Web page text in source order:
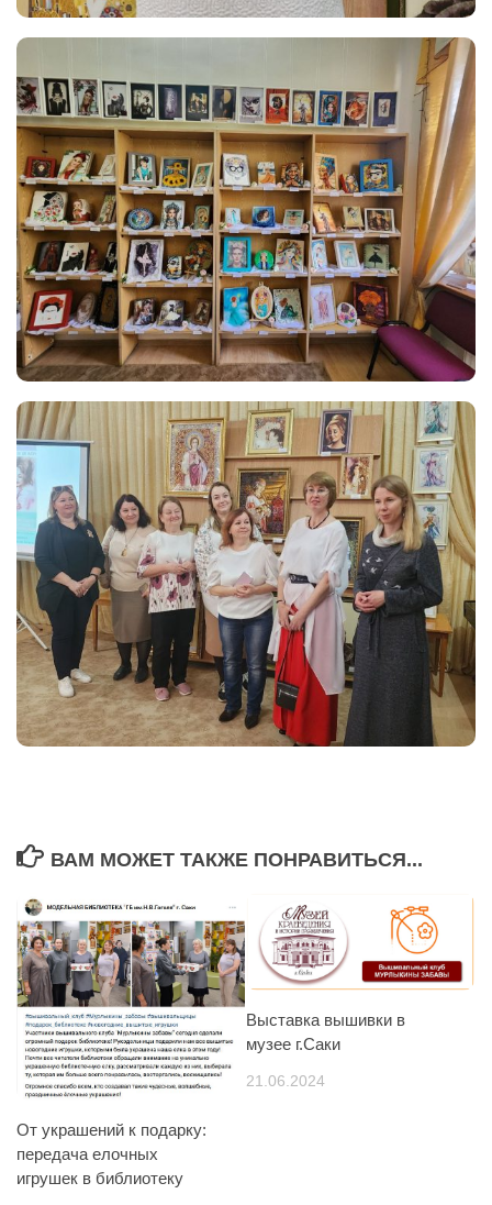
ВАМ МОЖЕТ ТАКЖЕ ПОНРАВИТЬСЯ...
От украшений к подарку:
передача елочных
игрушек в библиотеку
Выставка вышивки в
музее г.Саки
21.06.2024